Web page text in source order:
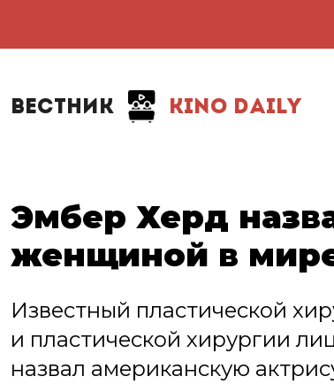
ВЕСТНИК KINO DAILY
Эмбер Херд
женщиной в
Известный пластической
и пластической хирургии
назвал американскую